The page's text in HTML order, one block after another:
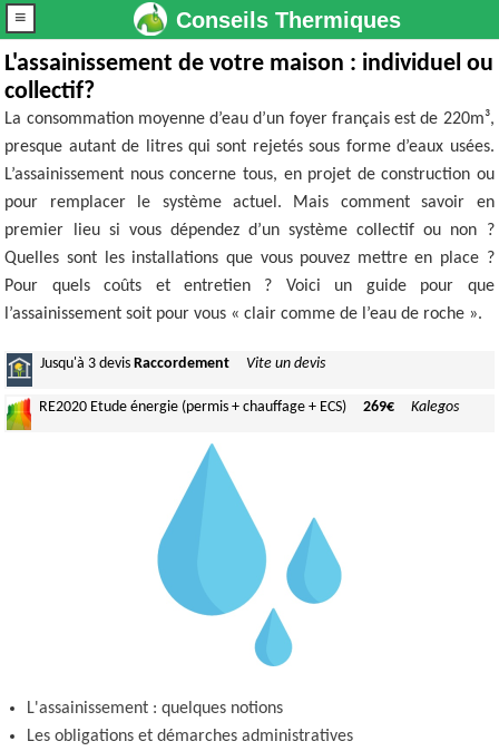
Conseils Thermiques
≡
L'assainissement de votre maison : individuel ou
collectif?
La consommation moyenne d’eau d’un foyer français est de 220m³,
presque autant de litres qui sont rejetés sous forme d’eaux usées.
L’assainissement nous concerne tous, en projet de construction ou
pour remplacer le système actuel. Mais comment savoir en
premier lieu si vous dépendez d’un système collectif ou non ?
Quelles sont les installations que vous pouvez mettre en place ?
Pour quels coûts et entretien ? Voici un guide pour que
l’assainissement soit pour vous « clair comme de l’eau de roche ».
Jusqu'à 3 devis Raccordement Vite un devis
RE2020 Etude énergie (permis + chauffage + ECS) 269€ Kalegos
L'assainissement : quelques notions
Les obligations et démarches administratives